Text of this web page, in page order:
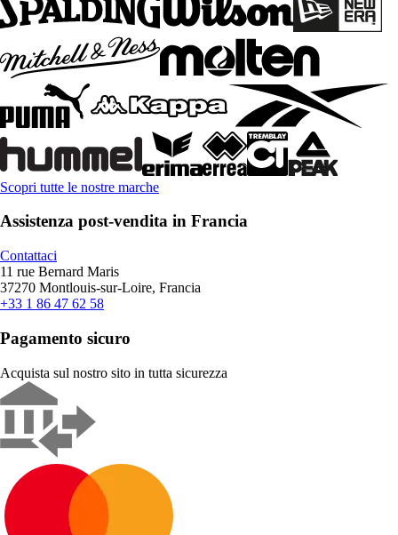
Scopri tutte le nostre marche
Assistenza post-vendita in Francia
Contattaci
11 rue Bernard Maris
37270 Montlouis-sur-Loire, Francia
+33 1 86 47 62 58
Pagamento sicuro
Acquista sul nostro sito in tutta sicurezza